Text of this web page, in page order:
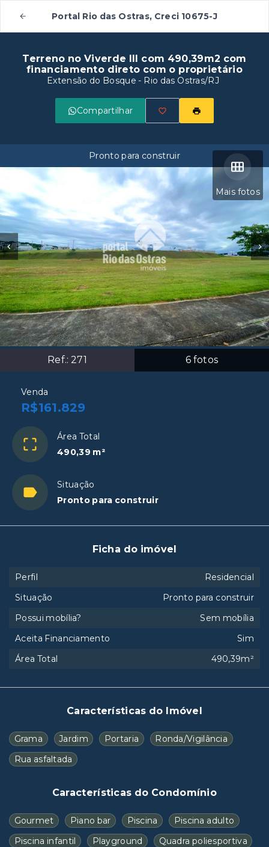
Portal Rio das Ostras, Creci 10675-J
Terreno no Viverde III com 490,39m2 com
financiamento direto com o proprietário
Extensão do Bosque - Rio das Ostras/RJ
Compartilhar
Mais fotos
Ref.: 271 6 fotos
Pronto para construir
Venda
R$161.829
Área Total
490,39 m²
Situação
Pronto para construir
Características do Imóvel
Grama Jardim Portaria
Ronda/Vigilância
Rua asfaltada
Características do Condomínio
Gourmet Piano bar Piscina
Piscina adulto
Piscina infantil
Playground
Quadra poliesportiva
Ficha do imóvel
Perfil
Residencial
Situação
Pronto para construir
Possui mobília?
Sem mobília
Aceita Financiamento
Sim
Área Total
490,39m²